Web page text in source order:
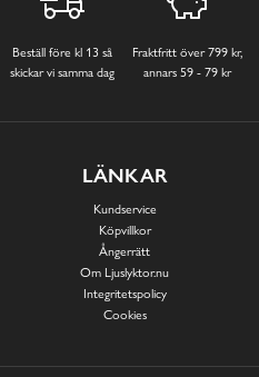
Beställ före kl 13 så
skickar vi samma dag
Fraktfritt över 799 kr,
annars 59 - 79 kr
LÄNKAR
Kundservice
Köpvillkor
Ångerrätt
Om Ljuslyktor.nu
Integritetspolicy
Cookies